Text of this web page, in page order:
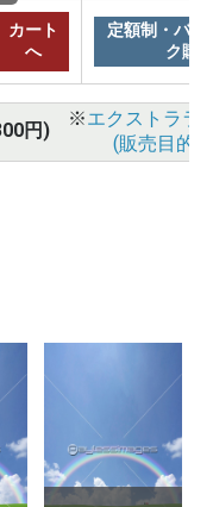
カート
へ
定額制・バリ
ク購
円)
※エクストララ
(販売目的